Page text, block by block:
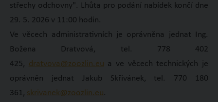
střechy odchovny". Lhůta pro podání nabídek končí dne
29. 5. 2026 v 11:00 hodin.
Ve věcech administrativních je oprávněna jednat Ing.
Božena Dratvová, tel. 778 402
425, dratvova@zoozlin.eu a ve věcech technických je
oprávněn jednat Jakub Skřivánek, tel. 770 180
361, skrivanek@zoozlin.eu.